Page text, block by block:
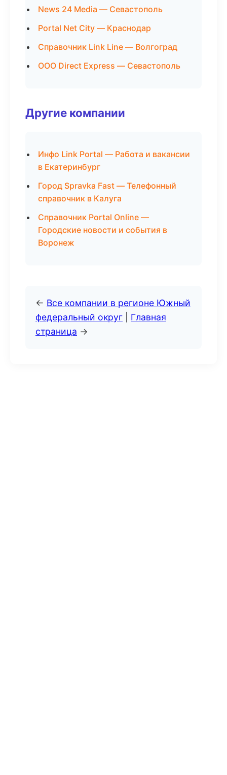
News 24 Media — Севастополь
Portal Net City — Краснодар
Справочник Link Line — Волгоград
ООО Direct Express — Севастополь
Другие компании
Инфо Link Portal — Работа и вакансии
в Екатеринбург
Город Spravka Fast — Телефонный
справочник в Калуга
Справочник Portal Online —
Городские новости и события в
Воронеж
← Все компании в регионе Южный
федеральный округ
Главная
страница →